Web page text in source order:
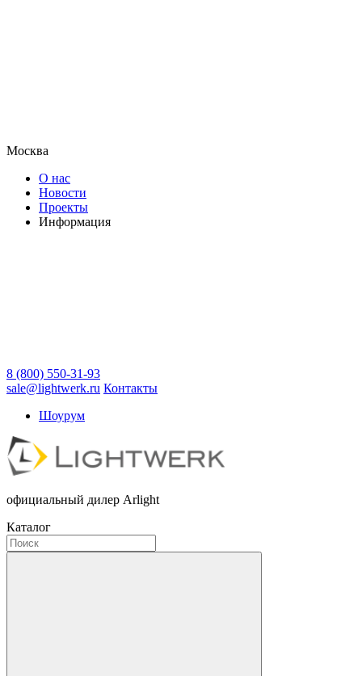
Москва
О нас
Новости
Проекты
Информация
8 (800) 550-31-93
sale@lightwerk.ru Контакты
Шоурум
официальный дилер Arlight
Каталог